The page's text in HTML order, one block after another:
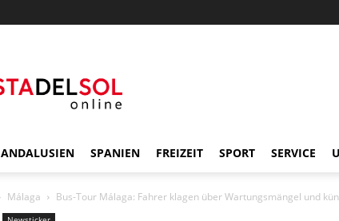
ANDALUSIEN SPANIEN FREIZEIT SPORT SERVICE
Málaga Bus-Tour Málaga: Fahrer klagen über Wartungsmängel und